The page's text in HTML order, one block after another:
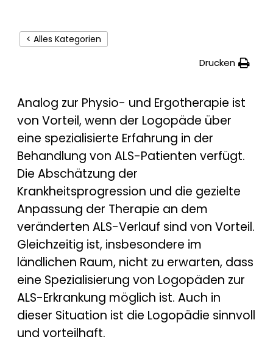
< Alles Kategorien
Drucken
Analog zur Physio- und Ergotherapie ist
von Vorteil, wenn der Logopäde über
eine spezialisierte Erfahrung in der
Behandlung von ALS-Patienten verfügt.
Die Abschätzung der
Krankheitsprogression und die gezielte
Anpassung der Therapie an dem
veränderten ALS-Verlauf sind von Vorteil.
Gleichzeitig ist, insbesondere im
ländlichen Raum, nicht zu erwarten, dass
eine Spezialisierung von Logopäden zur
ALS-Erkrankung möglich ist. Auch in
dieser Situation ist die Logopädie sinnvoll
und vorteilhaft.